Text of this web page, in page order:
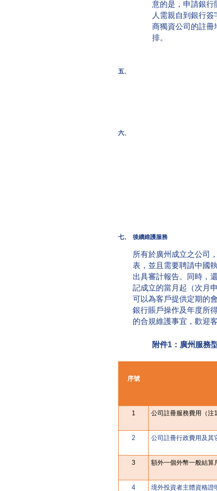
意的是，申請銀行
人需親自到銀行
商獨資公司的註冊
排。
五、
六、
七、 後續維護服務
所有於廣州成立之公司
表，並且需要聘請中國
出具審計報告。同時，
記成立的當月起（次月
可以為客戶提供定期的
銀行賬戶操作及年度所
的合規維護事宜，歡迎
附件1：廣州服務
序號
1 公司註冊服務費用（注1
2 公司註冊行政費用及其
3 額外一個外幣一般結算
4 境外投資者主體資格證